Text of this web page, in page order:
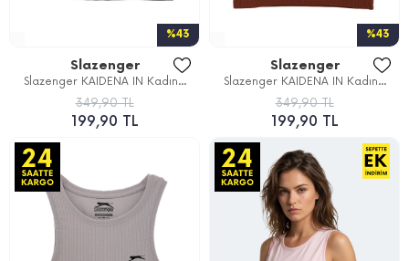
%43
Slazenger
Slazenger KAIDENA IN Kadın...
349,90 TL
199,90 TL
%43
Slazenger
Slazenger KAIDENA IN Kadın...
349,90 TL
199,90 TL